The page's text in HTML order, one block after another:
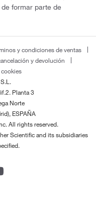
formar parte de
y condiciones de ventas
y devolución
Planta 3
Norte
ESPAÑA
All rights reserved.
Scientific and its subsidiaries